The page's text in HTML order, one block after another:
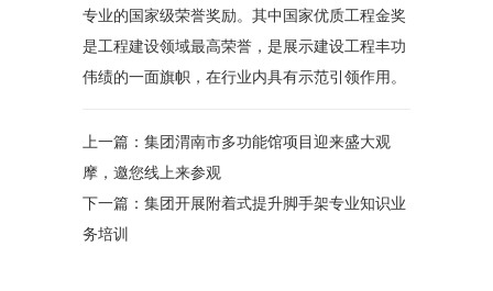
专业的国家级荣誉奖励。其中国家优质工程金奖
是工程建设领域最高荣誉，是展示建设工程丰功
伟绩的一面旗帜，在行业内具有示范引领作用。
上一篇： 集团渭南市多功能馆项目迎来盛大观
摩，邀您线上来参观
下一篇： 集团开展附着式提升脚手架专业知识业
务培训